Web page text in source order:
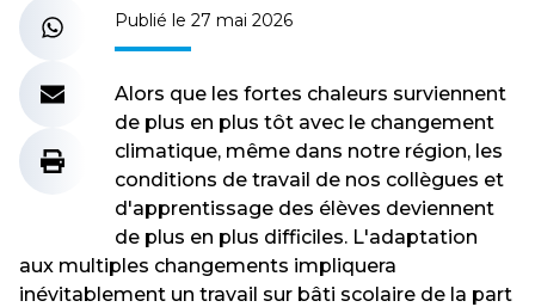
Publié le 27 mai 2026
Alors que les fortes chaleurs surviennent
de plus en plus tôt avec le changement
climatique, même dans notre région, les
conditions de travail de nos collègues et
d'apprentissage des élèves deviennent
de plus en plus difficiles. L'adaptation
aux multiples changements impliquera
inévitablement un travail sur bâti scolaire de la part